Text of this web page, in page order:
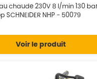
chaude 230V 8 l/min 130
SCHNEIDER NHP - 50079
Voir le produit